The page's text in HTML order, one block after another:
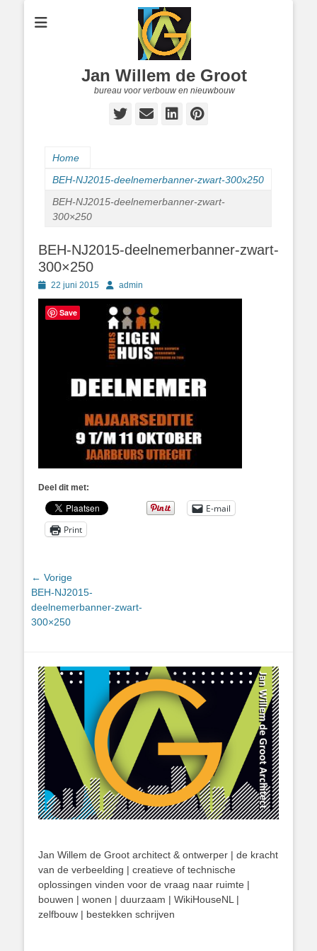
Jan Willem de Groot
bureau voor verbouw en nieuwbouw
Twitter
E-
LinkedIn
Pinterest
Home
BEH-NJ2015-deelnemerbanner-zwart-300x250
BEH-NJ2015-deelnemerbanner-zwart-
300×250
BEH-NJ2015-deelnemerbanner-zwart-
300×250
Geplaatst
op
22 juni 2015 Authoradmin
Deel dit met:
E-mail
Print
Bericht
navigatie
← Vorige
Vorig
bericht:
BEH-NJ2015-
deelnemerbanner-zwart-
300×250
Jan Willem de Groot architect & ontwerper | de kracht
van de verbeelding | creatieve of technische
oplossingen vinden voor de vraag naar ruimte |
bouwen | wonen | duurzaam | WikiHouseNL |
zelfbouw | bestekken schrijven
Save